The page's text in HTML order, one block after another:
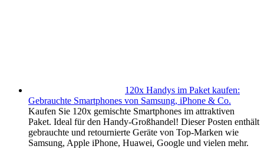
120x Handys im Paket kaufen:
Gebrauchte Smartphones von Samsung, iPhone & Co.
Kaufen Sie 120x gemischte Smartphones im attraktiven
Paket. Ideal für den Handy-Großhandel! Dieser Posten enthält
gebrauchte und retournierte Geräte von Top-Marken wie
Samsung, Apple iPhone, Huawei, Google und vielen mehr.